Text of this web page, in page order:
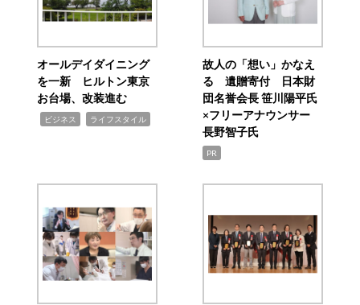
オールデイダイニング
を一新 ヒルトン東京
お台場、改装進む
ビジネス ライフスタイル
故人の「想い」かなえ
る 遺贈寄付 日本財
団名誉会長 笹川陽平氏
×フリーアナウンサー
長野智子氏
PR